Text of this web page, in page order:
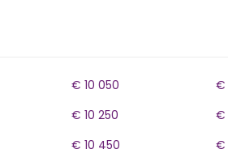
€ 10 050
€
€ 10 250
€
€ 10 450
€